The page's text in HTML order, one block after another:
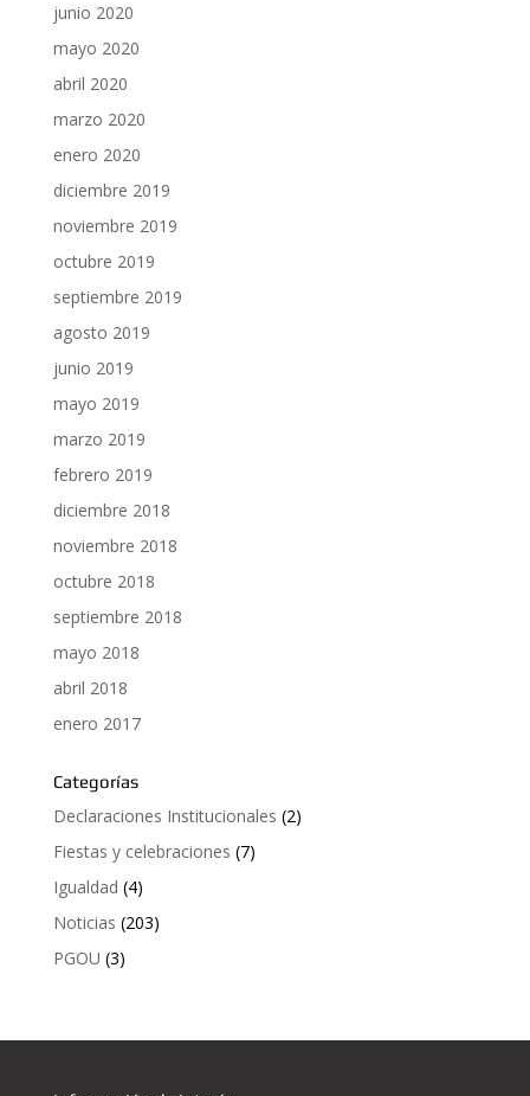
junio 2020
mayo 2020
abril 2020
marzo 2020
enero 2020
diciembre 2019
noviembre 2019
octubre 2019
septiembre 2019
agosto 2019
junio 2019
mayo 2019
marzo 2019
febrero 2019
diciembre 2018
noviembre 2018
octubre 2018
septiembre 2018
mayo 2018
abril 2018
enero 2017
Categorías
Declaraciones Institucionales (2)
Fiestas y celebraciones (7)
Igualdad (4)
Noticias (203)
PGOU (3)